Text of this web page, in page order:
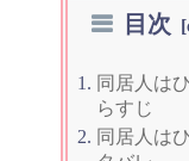
目次
同居人は
らすじ
同居人は